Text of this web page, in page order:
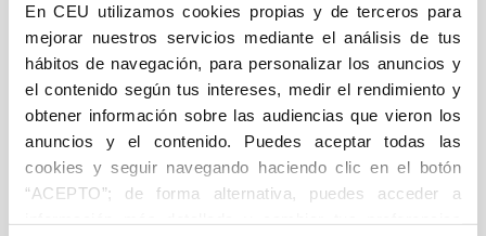
En CEU utilizamos cookies propias y de terceros para
mejorar nuestros servicios mediante el análisis de tus
hábitos de navegación, para personalizar los anuncios y
el contenido según tus intereses, medir el rendimiento y
obtener información sobre las audiencias que vieron los
anuncios y el contenido. Puedes aceptar todas las
cookies y seguir navegando haciendo clic en el botón
“ACEPTO”; de forma alternativa, puedes acceder a
la
historia
cultural
España.
Curso
DescripciónFicha técnicaAutor/a/es
DESCRIPCIÓN
Tauromaquia
Juan Carlos Gil González Doctor en Comunicación por
la Universidad de Sevilla y Licenciado en Periodismo y